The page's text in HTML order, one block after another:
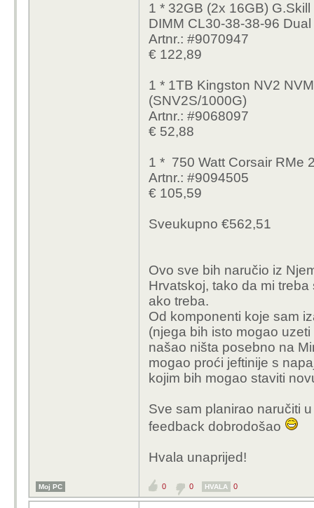
1 * 32GB (2x 16GB)
DIMM CL30-38-38-96 Dual
Artnr.: #9070947
€ 122,89
1 * 1TB Kingston NV2
(SNV2S/1000G)
Artnr.: #9068097
€ 52,88
1 * 750 Watt Corsair RMe
Artnr.: #9094505
€ 105,59
Sveukupno €562,51
Ovo sve bih naručio iz
Hrvatskoj, tako da mi
ako treba.
Od komponenti koje sam
(njega bih isto mogao
našao ništa posebno na
mogao proći jeftinije s
kojim bih mogao staviti
Sve sam planirao naručiti
feedback dobrodošao
Hvala unaprijed!
Moj PC 0 0 HVALA 0